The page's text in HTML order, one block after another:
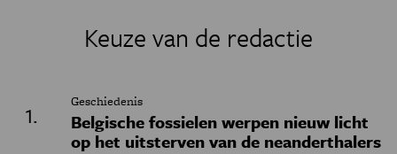
Keuze van de redactie
Geschiedenis
Belgische fossielen werpen nieuw licht
op het uitsterven van de neanderthalers